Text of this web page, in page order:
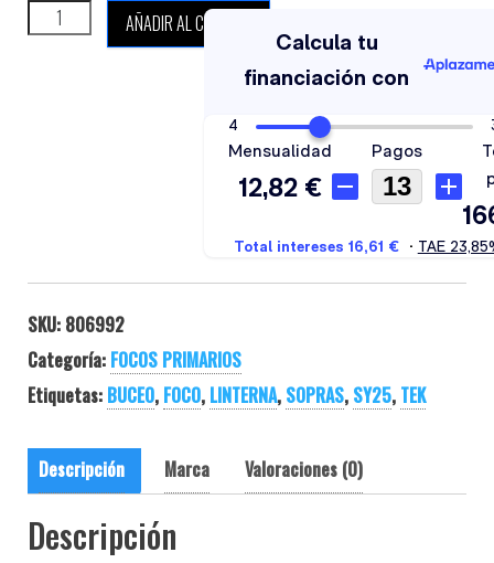
SOPRAS TEK SY25 cantidad
AÑADIR AL CARRITO
SKU: 806992
Categoría: FOCOS PRIMARIOS
Etiquetas: BUCEO, FOCO, LINTERNA, SOPRAS, SY25, TEK
Descripción Marca Valoraciones (0)
Descripción